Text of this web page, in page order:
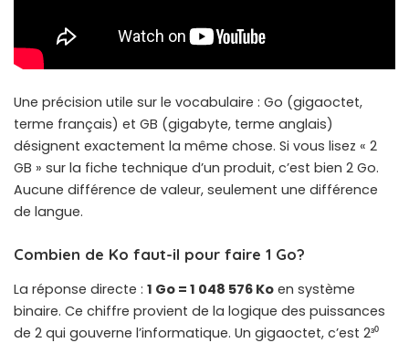
Une précision utile sur le vocabulaire : Go (gigaoctet,
terme français) et GB (gigabyte, terme anglais)
désignent exactement la même chose. Si vous lisez « 2
GB » sur la fiche technique d’un produit, c’est bien 2 Go.
Aucune différence de valeur, seulement une différence
de langue.
Combien de Ko faut-il pour faire 1 Go?
La réponse directe : 1 Go = 1 048 576 Ko en système
binaire. Ce chiffre provient de la logique des puissances
de 2 qui gouverne l’informatique. Un gigaoctet, c’est 2³⁰